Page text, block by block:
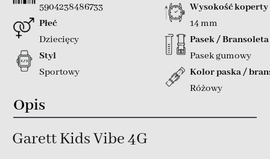
5904238486733
Płeć
Dziecięcy
Styl
Sportowy
Wysokość koperty
14 mm
Pasek / Bransoleta
Pasek gumowy
Kolor paska /
Różowy
Opis
Garett Kids Vibe 4G